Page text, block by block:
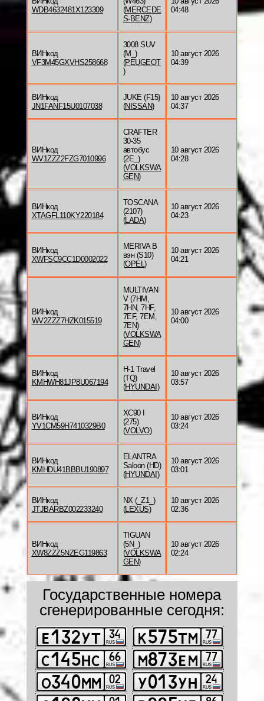
WDB4632481X123309
(MERCEDE
S-BENZ)
04:48
ВИНкод
VF3M45GXVHS258668
3008 SUV
(M_)
(PEUGEOT
)
10 август 2026
04:39
ВИНкод
JN1FANF15U0107038
JUKE (F15)
(NISSAN)
10 август 2026
04:37
ВИНкод
WV1ZZZ2FZG7010996
CRAFTER
30-35
автобус
(2E_)
(VOLKSWA
GEN)
10 август 2026
04:28
ВИНкод
XTAGFL110KY220184
TOSCANA
(2107)
(LADA)
10 август 2026
04:23
ВИНкод
XWFSC9CC1D0002022
MERIVA B
вэн (S10)
(OPEL)
10 август 2026
04:21
ВИНкод
WV2ZZZ7HZK015519
MULTIVAN
V (7HM,
7HN, 7HF,
7EF, 7EM,
7EN)
(VOLKSWA
GEN)
10 август 2026
04:00
ВИНкод
KMHWH81JP8U067194
H-1 Travel
(TQ)
(HYUNDAI )
10 август 2026
03:57
ВИНкод
YV1CM59H7410329B0
XC90 I
(275)
(VOLVO)
10 август 2026
03:24
ВИНкод
KMHDU41BBBU190897
ELANTRA
Saloon (HD)
(HYUNDAI )
10 август 2026
03:01
ВИНкод
JTJBARBZ002233240
NX (_Z1_)
(LEXUS)
10 август 2026
02:36
ВИНкод
XW8ZZZ5NZEG119863
TIGUAN
(5N_)
(VOLKSWA
GEN)
10 август 2026
02:24
Государственные номера
сгенерированные сегодня: